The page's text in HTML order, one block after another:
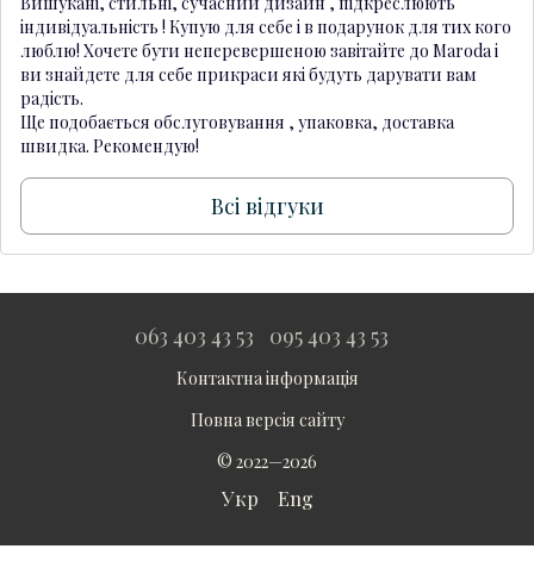
індивідуальність ! Купую для себе і в подарунок для тих кого
люблю! Хочете бути неперевершеною завітайте до Maroda і
ви знайдете для себе прикраси які будуть дарувати вам
радість.
Ще подобається обслуговування , упаковка, доставка
швидка. Рекомендую!
Всі відгуки
063 403 43 53 095 403 43 53
Контактна інформація
Повна версія сайту
© 2022—2026
Укр Eng